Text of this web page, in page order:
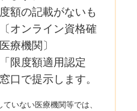
額の記載がないも
オンライン資格確
療機関〕
限度額適用認定
口で提示します。
いない医療機関等では、